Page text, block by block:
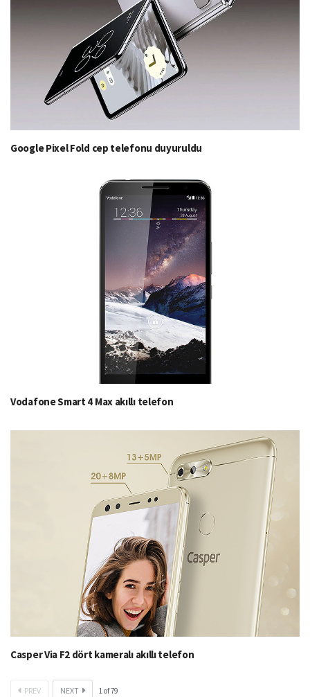
Google Pixel Fold cep telefonu duyuruldu
Vodafone Smart 4 Max akıllı telefon
Casper Via F2 dört kameralı akıllı telefon
PREV NEXT 1of79